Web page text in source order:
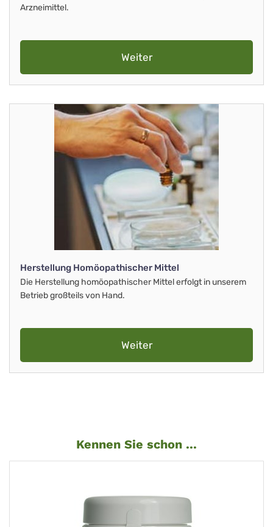
Arzneimittel.
Weiter
Herstellung Homöopathischer Mittel
Die Herstellung homöopathischer Mittel erfolgt in unserem
Betrieb großteils von Hand.
Weiter
Kennen Sie schon ...